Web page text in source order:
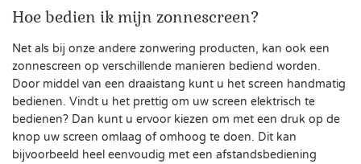
Hoe bedien ik mijn zonnescreen?
Net als bij onze andere zonwering producten, kan ook een
zonnescreen op verschillende manieren bediend worden.
Door middel van een draaistang kunt u het screen handmatig
bedienen. Vindt u het prettig om uw screen elektrisch te
bedienen? Dan kunt u ervoor kiezen om met een druk op de
knop uw screen omlaag of omhoog te doen. Dit kan
bijvoorbeeld heel eenvoudig met een afstandsbediening